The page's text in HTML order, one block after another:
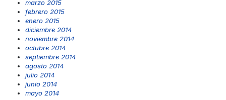
marzo 2015
febrero 2015
enero 2015
diciembre 2014
noviembre 2014
octubre 2014
septiembre 2014
agosto 2014
julio 2014
junio 2014
mayo 2014